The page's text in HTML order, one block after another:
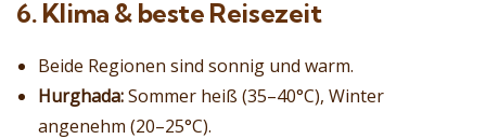
6. Klima & beste Reisezeit
Beide Regionen sind sonnig und warm.
Hurghada:Sommer heiß (35–40°C), Winter
angenehm (20–25°C).